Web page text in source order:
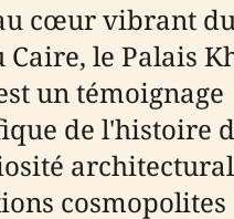
cœur vibrant
Caire, le Palais
un témoignage
de l'histoire
cosmopolites